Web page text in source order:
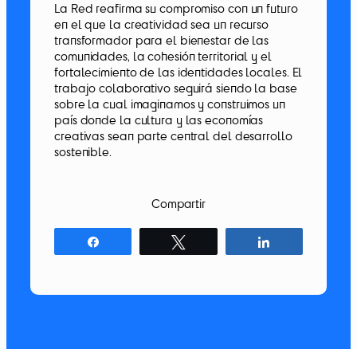
La Red reafirma su compromiso con un futuro
en el que la creatividad sea un recurso
transformador para el bienestar de las
comunidades, la cohesión territorial y el
fortalecimiento de las identidades locales. El
trabajo colaborativo seguirá siendo la base
sobre la cual imaginamos y construimos un
país donde la cultura y las economías
creativas sean parte central del desarrollo
sostenible.
Compartir